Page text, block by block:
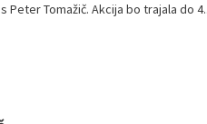
Tomažič. Akcija bo trajala do 4.